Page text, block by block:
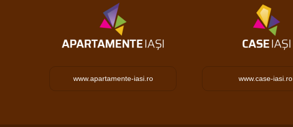
www.apartamente-iasi.ro www.case-iasi.ro